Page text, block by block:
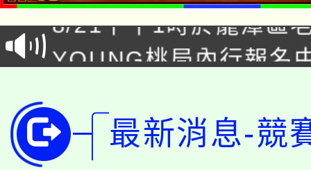
8/21下午1時於龍潭區
徵才活動。
YOUNG桃局內行報名
開!
115年桃園市運動會8/
田徑場及游泳池舉行。
桃園市低收入戶享有免
最新消息-競